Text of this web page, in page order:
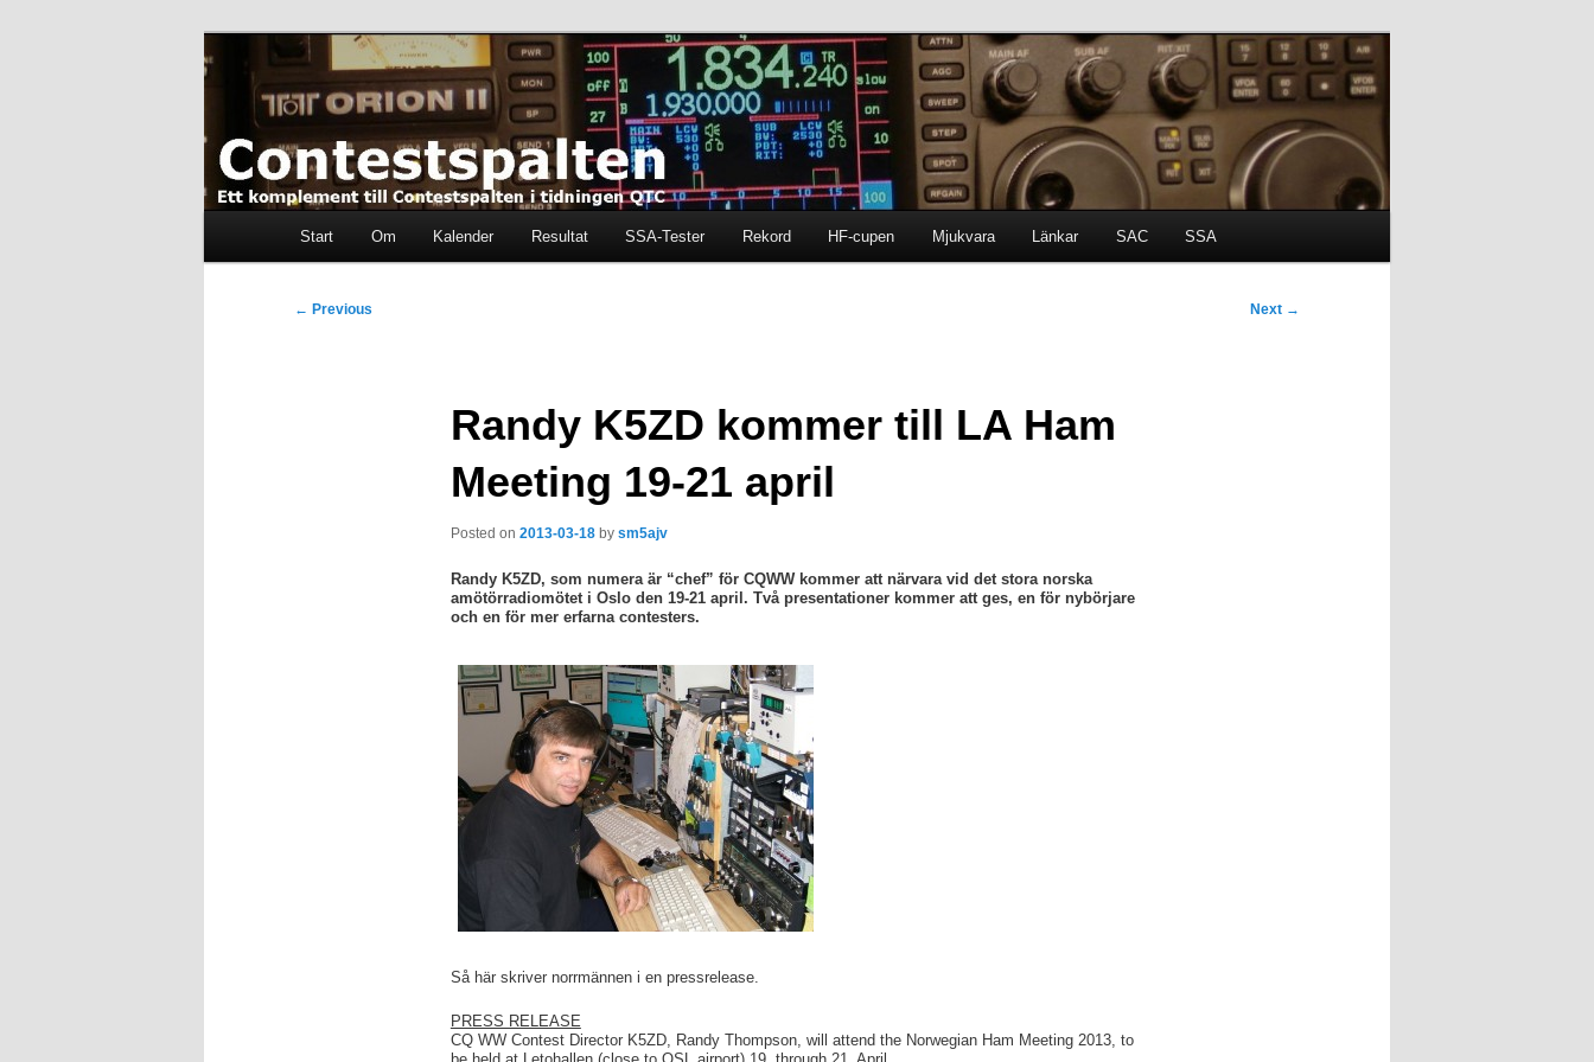
Contestspalten
Ett komplement till contestspalten i tidningen QTC
Start Om Kalender Resultat SSA-Tester Rekord HF-cupen Mjukvara Länkar SAC SSA
Post
← Previous Next →
Randy K5ZD kommer till LA Ham
Meeting 19-21 april
Posted on 2013-03-18 by sm5ajv
Randy K5ZD, som numera är “chef” för CQWW kommer att närvara vid det stora norska
amötörradiomötet i Oslo den 19-21 april. Två presentationer kommer att ges, en för nybörjare
och en för mer erfarna contesters.
Så här skriver norrmännen i en pressrelease.
PRESS RELEASE
CQ WW Contest Director K5ZD, Randy Thompson, will attend the Norwegian Ham Meeting 2013, to